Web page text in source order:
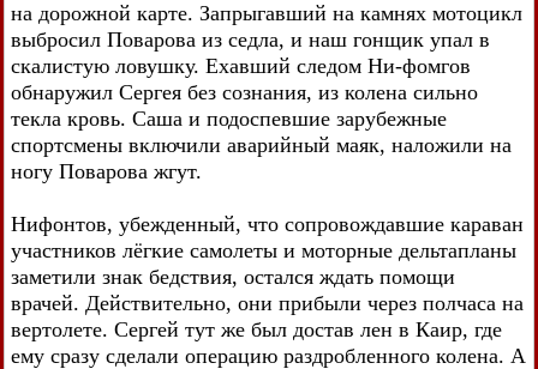
на дорожной карте. Запрыгавший на камнях мотоцикл
выбросил Поварова из седла, и наш гонщик упал в
скалистую ловушку. Ехавший следом Ни-фомгов
обнаружил Сергея без сознания, из колена сильно
текла кровь. Саша и подоспевшие зарубежные
спортсмены включили аварийный маяк, наложили на
ногу Поварова жгут.
Нифонтов, убежденный, что сопровождавшие караван
участников лёгкие самолеты и моторные дельтапланы
заметили знак бедствия, остался ждать помощи
врачей. Действительно, они прибыли через полчаса на
вертолете. Сергей тут же был достав лен в Каир, где
ему сразу сделали операцию раздробленного колена. А